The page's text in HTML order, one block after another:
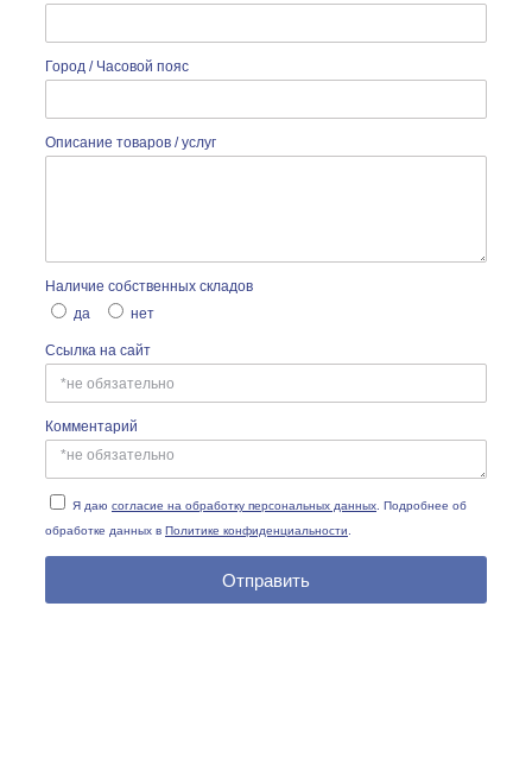
Город / Часовой пояс
Описание товаров / услуг
Наличие собственных складов
да
нет
Ссылка на сайт
Комментарий
Я даю согласие на обработку персональных данных . Подробнее об
обработке данных в Политике конфиденциальности
Отправить